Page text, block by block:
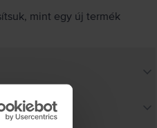
mint egy új termék